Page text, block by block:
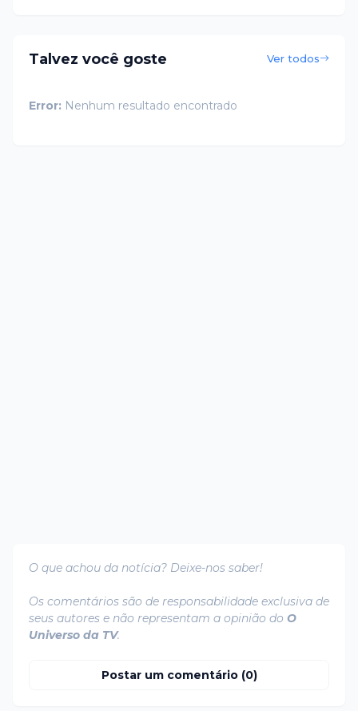
Talvez você goste Ver todos
Error: Nenhum resultado encontrado
O que achou da notícia? Deixe-nos saber!
Os comentários são de responsabilidade exclusiva de
seus autores e não representam a opinião do O
Universo da TV.
Postar um comentário (0)